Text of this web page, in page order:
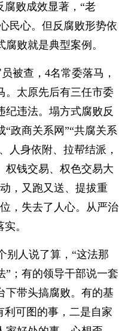
腐败成效显著，“老
民心。但反腐败形势依
败就是典型案例。
被查，4名常委落马，
。太原先后有三任市委
纪违法。塌方式腐败反
政商关系网”“共腐关系
人身依附、拉帮结派，
权钱交易、权色交易大
，又跑又送、提拔重
，失去了人心。从严治
。
人说了算，“这法那
”；有的领导干部说一套
下带头搞腐败。有的基
利可图的事，二是自家